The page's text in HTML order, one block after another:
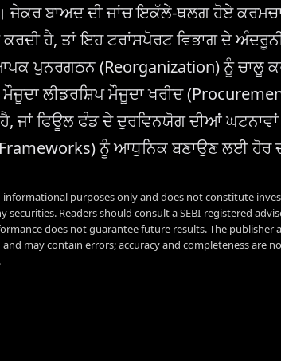
ਜੇਕਰ ਬਾਅਦ ਦੀ ਜਾਂਚ ਇਕੱਲੇ-ਥਲਗ ਹੋਏ
ਹੈ, ਤਾਂ ਇਹ ਟਰਾਂਸਪੋਰਟ ਵਿਭਾਗ ਦੇ
ਪੁਨਰਗਠਨ (Reorganization) ਨੂੰ ਚਾਲੂ
ਲੀਡਰਸ਼ਿਪ ਮੌਜੂਦਾ ਖਰੀਦ
ਹੈ, ਜਾਂ ਫਿਊਲ ਫੰਡ ਦੇ ਦੁਰਵਿਨਯੋਗ ਦੀਆਂ
Frameworks) ਨੂੰ ਆਧੁਨਿਕ ਬਣਾਉਣ ਲਈ ਹੋਰ
purposes only and does not constitute
Readers should consult a SEBI-registered
does not guarantee future results. The
may contain errors; accuracy and completeness are